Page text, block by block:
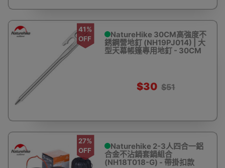
41%
OFF
NatureHike 30CM高強度不
銹鋼營地釘 (NH19PJ014) | 大
型天幕帳篷專用地釘 - 30CM
$30 $51
27%
OFF
Naturehike 2-3人四合一鋁
合金不沾鍋套鍋組合
(NH18T018-G) - 帶掛扣款